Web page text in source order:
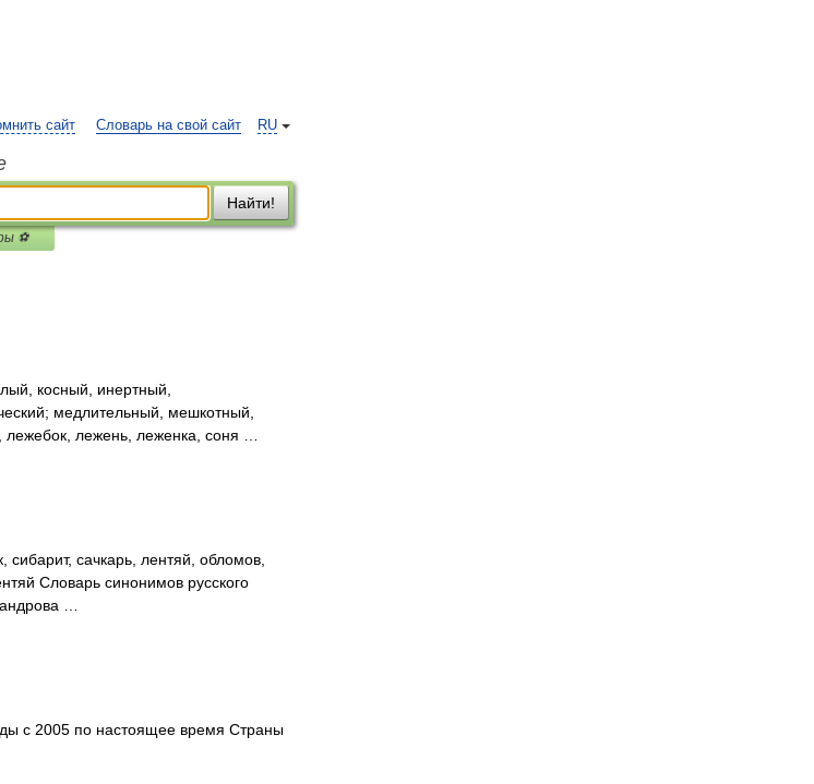
RU
сайт Словарь на свой сайт
Найти!
⚽
косный, инертный,
медлительный, мешкотный,
лежень, леженка, соня …
сачкарь, лентяй, обломов,
Словарь синонимов русского
…
с 2005 по настоящее время Страны